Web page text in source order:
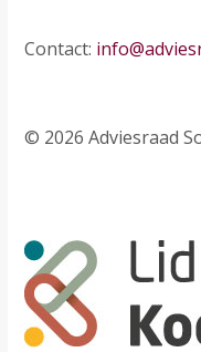
Contact:
© 2026 Adviesraad